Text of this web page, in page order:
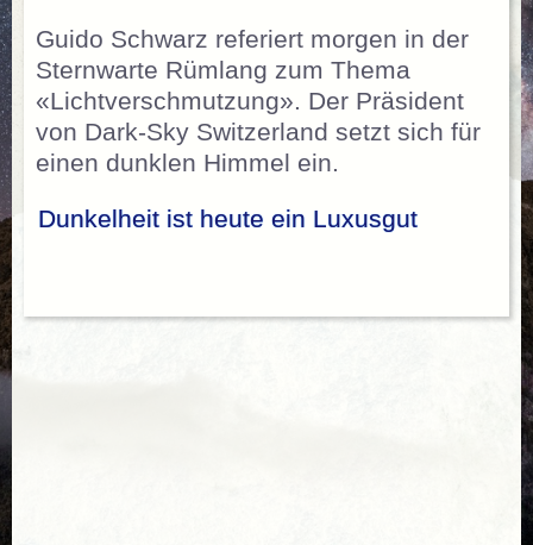
Guido Schwarz referiert morgen in der
Sternwarte Rümlang zum Thema
«Lichtverschmutzung». Der Präsident
von Dark-Sky Switzerland setzt sich für
einen dunklen Himmel ein.
Dunkelheit ist heute ein Luxusgut